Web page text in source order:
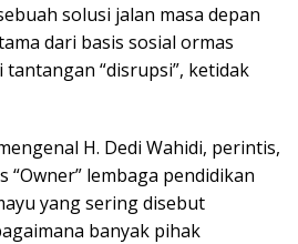
solusi jalan masa depan
dari basis sosial ormas
“disrupsi”, ketidak
H. Dedi Wahidi, perintis,
“Owner” lembaga pendidikan
yang sering disebut
banyak pihak